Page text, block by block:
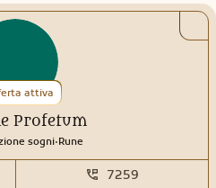
di divinazione che hanno
che un intero libro non potrebbe
è scritto ma anche modificato e
se iniziamo un percorso insieme
solo conoscere gli eventi futuri ma
i nostri sogni agendo in
che ci sono mostrate dagli oracoli
anche il giusto modo di agire e
il mezzo migliore per aiutarvi lo
ha un suo “carattere” e un suo
di più mezzi combinati garantisce
generale le carte
attiva
Profetum
sogni.Rune
7259